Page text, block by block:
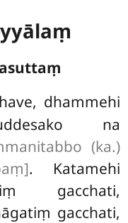
dhammehi
na
(ka.)
. Katamehi
gacchati,
gacchati,